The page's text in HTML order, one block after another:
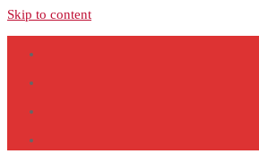
Skip to content